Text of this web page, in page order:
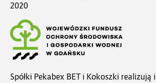
2020
Spółki Pekabex BET i Kokoszki realizują